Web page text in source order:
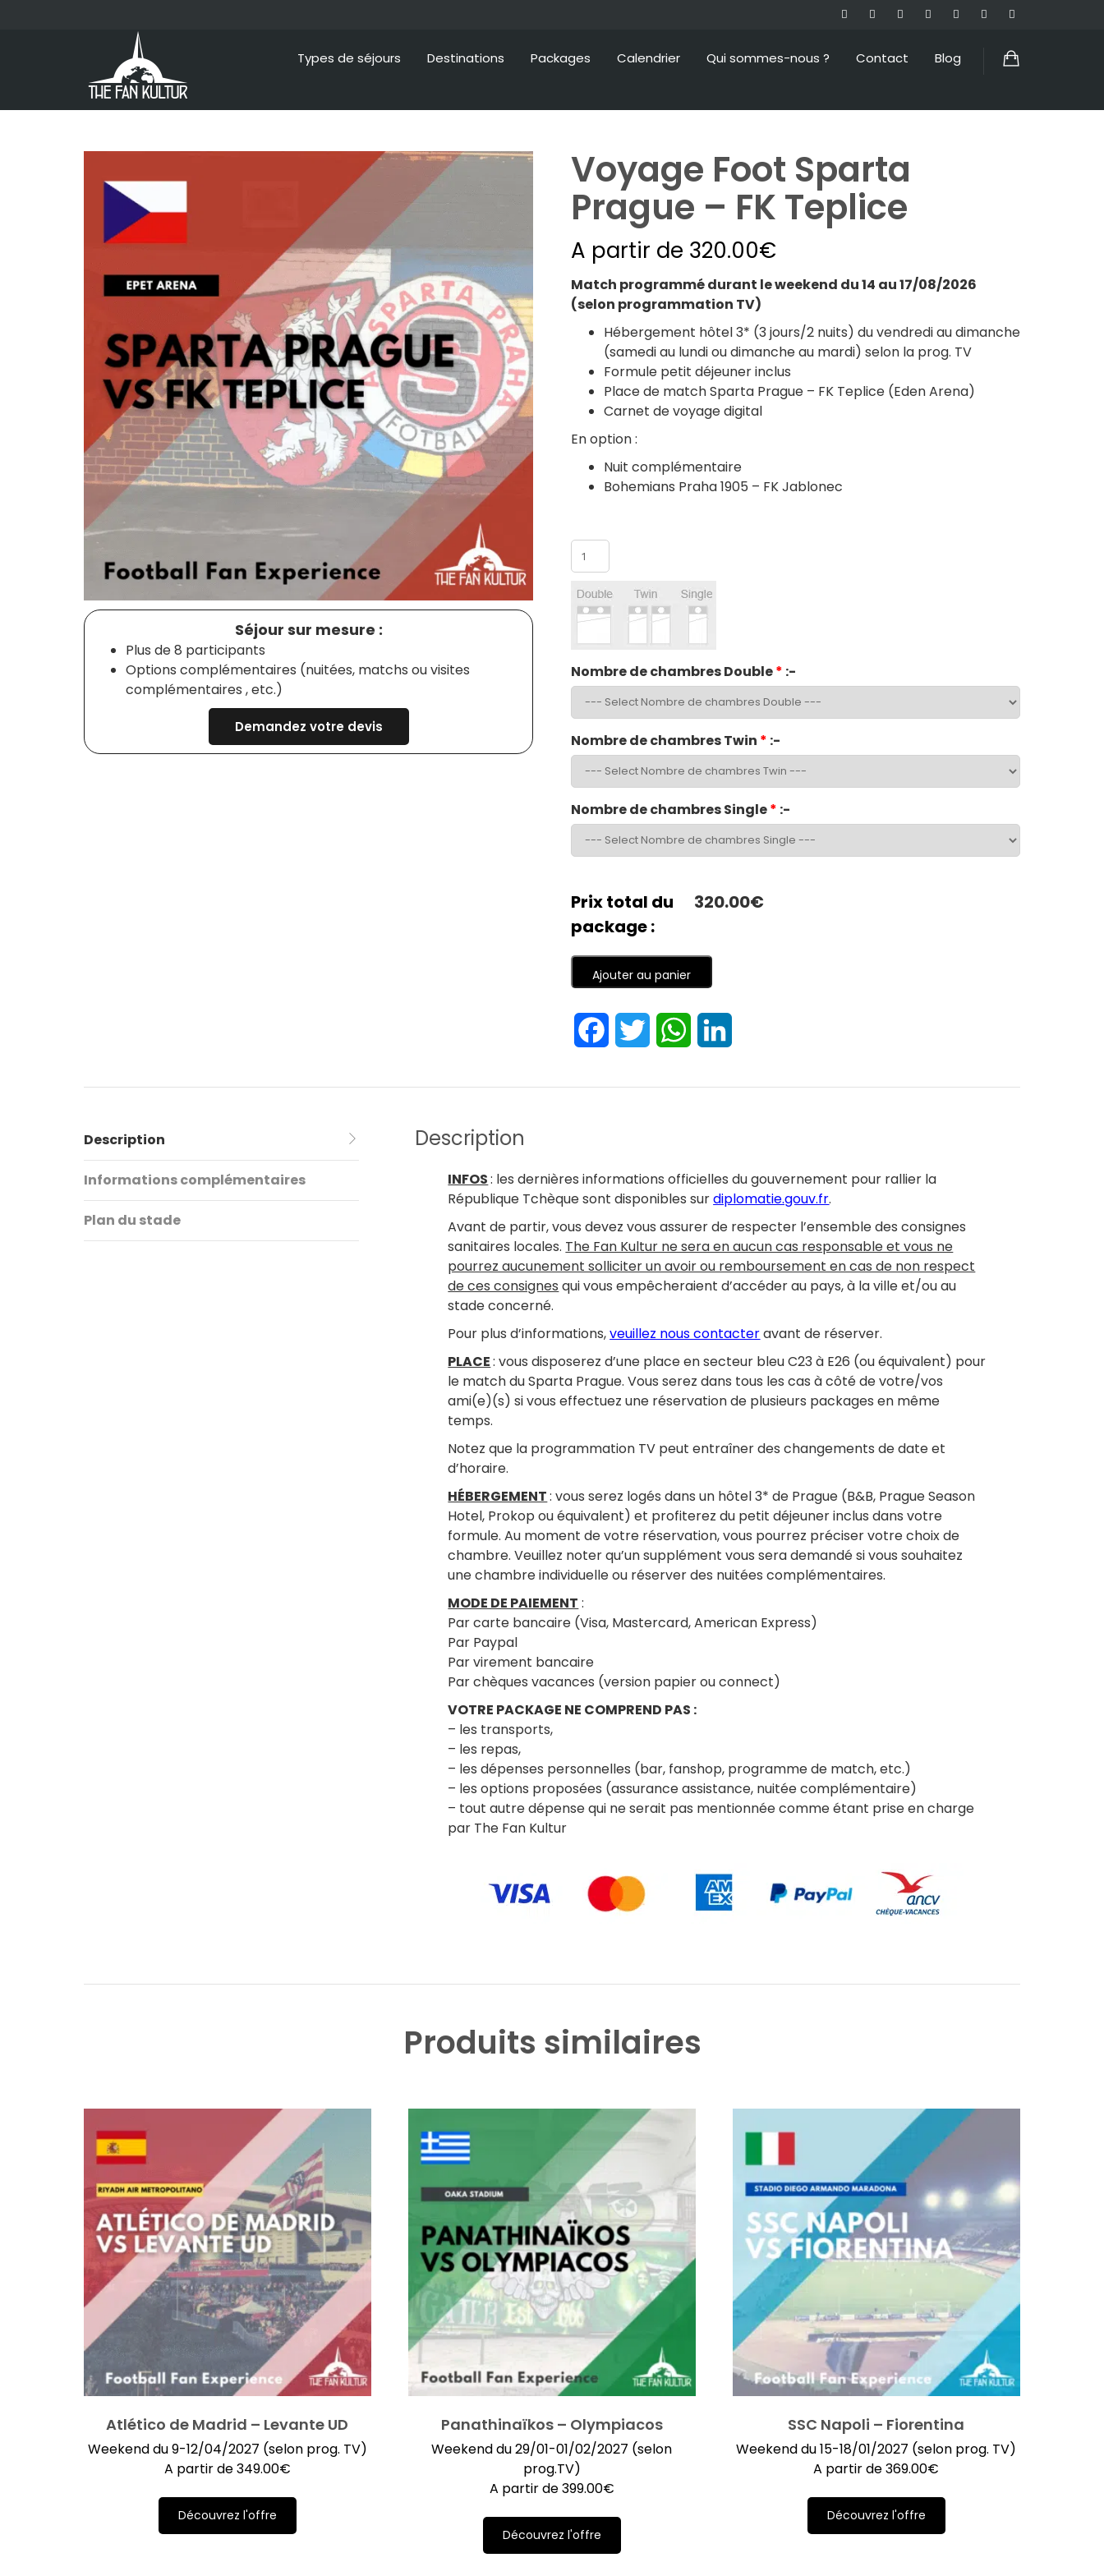
Types de séjours Destinations Packages Calendrier Qui sommes-nous ? Contact Blog
Séjour sur mesure :
Plus de 8 participants
Options complémentaires (nuitées, matchs ou visites
complémentaires , etc.)
Demandez votre devis
Voyage Foot Sparta
Prague – FK Teplice
A partir de 320.00€
Match programmé durant le weekend du 14 au 17/08/2026
(selon programmation TV)
Hébergement hôtel 3* (3 jours/2 nuits) du vendredi au dimanche
(samedi au lundi ou dimanche au mardi) selon la prog. TV
Formule petit déjeuner inclus
Place de match Sparta Prague – FK Teplice (Eden Arena)
Carnet de voyage digital
En option :
Nuit complémentaire
Bohemians Praha 1905 – FK Jablonec
Nombre de chambres Double* :-
Nombre de chambres Twin * :-
Nombre de chambres Single* :-
Prix total du
package :
320.00€
Ajouter au panier
FacebookTwitter WhatsApp
Description
Informations complémentaires
Plan du stade
Description
INFOS: les dernières informations officielles du gouvernement pour rallier la
République Tchèque sont disponibles surdiplomatie.gouv.fr.
Avant de partir, vous devez vous assurer de respecter l’ensemble des consignes
sanitaires locales. The Fan Kultur ne sera en aucun cas responsable et vous ne
pourrez aucunement solliciter un avoir ou remboursement en cas de non respect
de ces consignes qui vous empêcheraient d’accéder au pays, à la ville et/ou au
stade concerné.
Pour plus d’informations,veuillez nous contacteravant de réserver.
PLACE: vous disposerez d’une place en secteur bleu C23 à E26 (ou équivalent) pour
le match du Sparta Prague. Vous serez dans tous les cas à côté de votre/vos
ami(e)(s) si vous effectuez une réservation de plusieurs packages en même
temps.
Notez que la programmation TV peut entraîner des changements de date et
d’horaire.
HÉBERGEMENT: vous serez logés dans un hôtel 3* de Prague (B&B, Prague Season
Hotel, Prokop ou équivalent) et profiterez du petit déjeuner inclus dans votre
formule. Au moment de votre réservation, vous pourrez préciser votre choix de
chambre. Veuillez noter qu’un supplément vous sera demandé si vous souhaitez
une chambre individuelle ou réserver des nuitées complémentaires.
MODE DE PAIEMENT :
Par carte bancaire (Visa, Mastercard, American Express)
Par Paypal
Par virement bancaire
Par chèques vacances (version papier ou connect)
VOTRE PACKAGE NE COMPREND PAS :
– les transports,
– les repas,
– les dépenses personnelles (bar, fanshop, programme de match, etc.)
– les options proposées (assurance assistance, nuitée complémentaire)
– tout autre dépense qui ne serait pas mentionnée comme étant prise en charge
par The Fan Kultur
Produits similaires
Atlético de Madrid – Levante UD
Weekend du 9-12/04/2027 (selon prog. TV)
A partir de349.00€
Découvrez l'offre
Panathinaïkos – Olympiacos
Weekend du 29/01-01/02/2027 (selon
prog.TV)
A partir de399.00€
Découvrez l'offre
SSC Napoli – Fiorentina
Weekend du 15-18/01/2027 (selon prog. TV)
A partir de369.00€
Découvrez l'offre